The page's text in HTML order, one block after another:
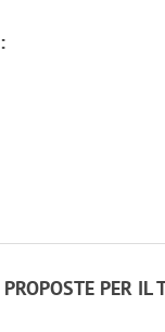
PER IL